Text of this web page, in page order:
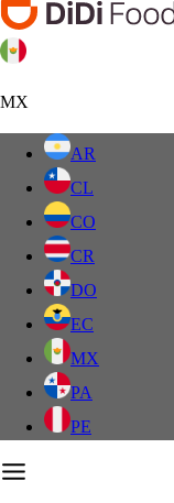
MX
AR
CL
CO
CR
DO
EC
MX
PA
PE